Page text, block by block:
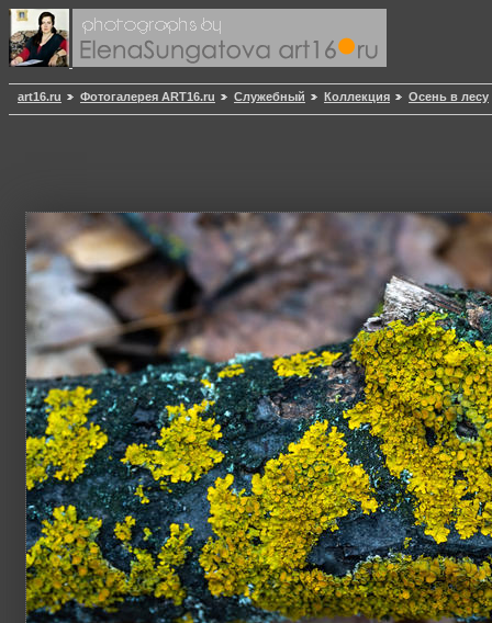
art16.ru Фотогалерея ART16.ru Служебный Коллекция Осень в лесу